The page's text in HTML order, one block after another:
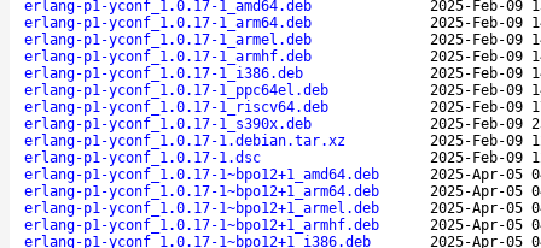
erlang-p1-yconf_1.0.17-1_amd64.deb
2025-Feb-09
erlang-p1-yconf_1.0.17-1_arm64.deb
2025-Feb-09
erlang-p1-yconf_1.0.17-1_armel.deb
2025-Feb-09
erlang-p1-yconf_1.0.17-1_armhf.deb
2025-Feb-09
erlang-p1-yconf_1.0.17-1_i386.deb
2025-Feb-09
erlang-p1-yconf_1.0.17-1_ppc64el.deb
2025-Feb-09
erlang-p1-yconf_1.0.17-1_riscv64.deb
2025-Feb-09
erlang-p1-yconf_1.0.17-1_s390x.deb
2025-Feb-09
erlang-p1-yconf_1.0.17-1.debian.tar.xz
2025-Feb-09
erlang-p1-yconf_1.0.17-1.dsc
2025-Feb-09
erlang-p1-yconf_1.0.17-1~bpo12+1_amd64.deb
2025-Apr-05
erlang-p1-yconf_1.0.17-1~bpo12+1_arm64.deb
2025-Apr-05
erlang-p1-yconf_1.0.17-1~bpo12+1_armel.deb
2025-Apr-05
erlang-p1-yconf_1.0.17-1~bpo12+1_armhf.deb
2025-Apr-05
erlang-p1-yconf_1.0.17-1~bpo12+1_i386.deb
2025-Apr-05